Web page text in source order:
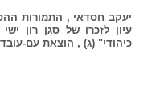
יעקב חסדאי , התמורות
כיהודי" (ג) , הוצאת עם-עובד ,